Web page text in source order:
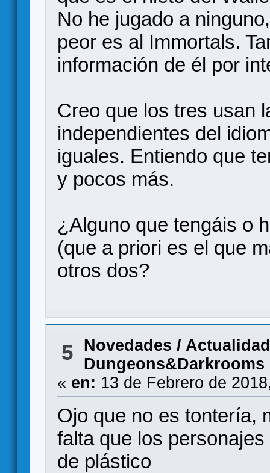
No he jugado a
peor es al Immortals.
información de él por
Creo que los tres usan
independientes del
iguales. Entiendo que
y pocos más.
¿Alguno que tengáis o
(que a priori es el que
otros dos?
5
Novedades / Actualidad
Dungeons&Darkrooms
« en: 13 de Febrero de
Ojo que no es tontería,
falta que los
de plástico